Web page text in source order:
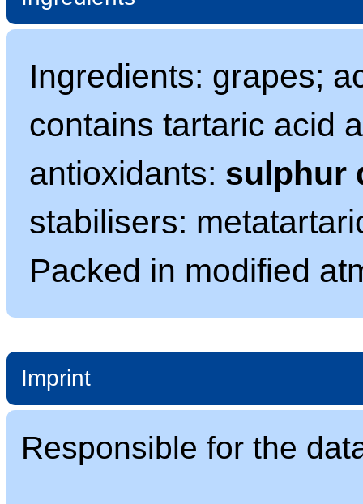
Ingredients: grapes;
contains tartaric acid
antioxidants: sulphur
stabilisers:
Packed in modified
Imprint
Responsible for the